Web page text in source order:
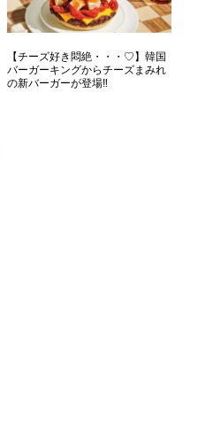
【チーズ好き悶絶・・・♡】韓国
バーガーキングからチーズまみれ
の新バーガーが登場‼